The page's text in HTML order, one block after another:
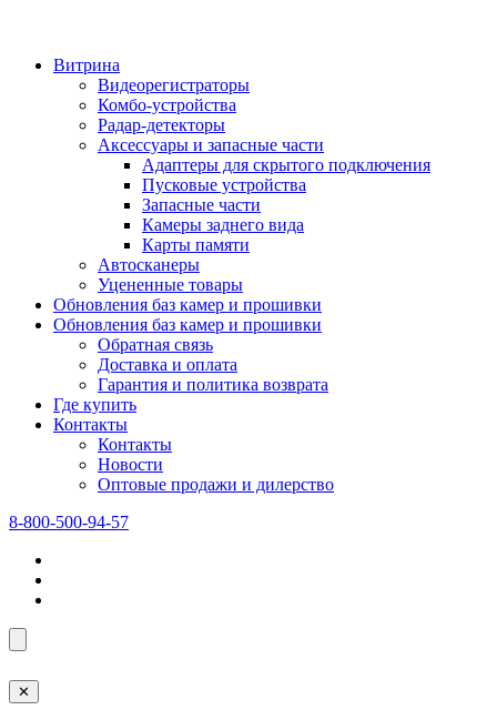
Витрина
Видеорегистраторы
Комбо-устройства
Радар-детекторы
Аксессуары и запасные части
Адаптеры для скрытого подключения
Пусковые устройства
Запасные части
Камеры заднего вида
Карты памяти
Автосканеры
Уцененные товары
Обновления баз камер и прошивки
Обновления баз камер и прошивки
Обратная связь
Доставка и оплата
Гарантия и политика возврата
Где купить
Контакты
Контакты
Новости
Оптовые продажи и дилерство
8-800-500-94-57
✕